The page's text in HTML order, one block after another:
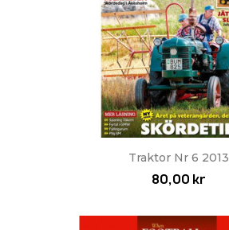
Traktor Nr 6 2013
80,00 kr